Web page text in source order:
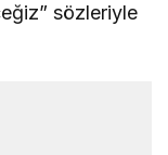
sözleriyle